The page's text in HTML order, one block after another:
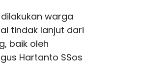
warga
tindak lanjut dari
baik oleh
Hartanto SSos